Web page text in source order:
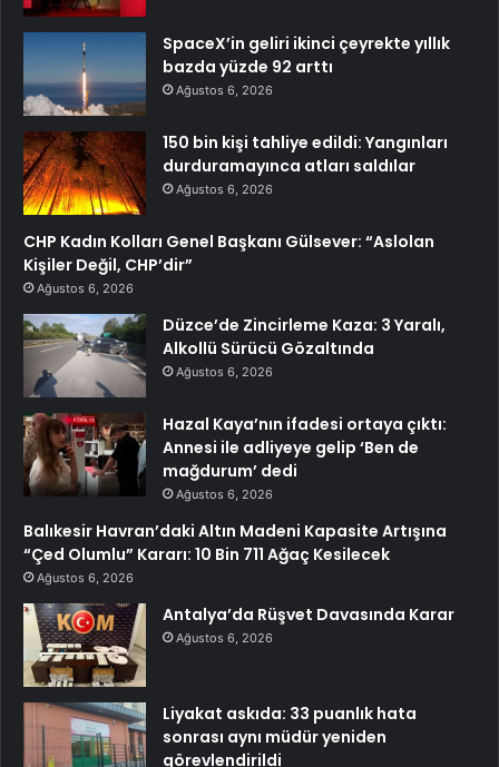
SpaceX’in geliri ikinci çeyrekte yıllık
bazda yüzde 92 arttı
Ağustos 6, 2026
150 bin kişi tahliye edildi: Yangınları
durduramayınca atları saldılar
Ağustos 6, 2026
CHP Kadın Kolları Genel Başkanı Gülsever: “Aslolan
Kişiler Değil, CHP’dir”
Ağustos 6, 2026
Düzce’de Zincirleme Kaza: 3 Yaralı,
Alkollü Sürücü Gözaltında
Ağustos 6, 2026
Hazal Kaya’nın ifadesi ortaya çıktı:
Annesi ile adliyeye gelip ‘Ben de
mağdurum’ dedi
Ağustos 6, 2026
Balıkesir Havran’daki Altın Madeni Kapasite Artışına
“Çed Olumlu” Kararı: 10 Bin 711 Ağaç Kesilecek
Ağustos 6, 2026
Antalya’da Rüşvet Davasında Karar
Ağustos 6, 2026
Liyakat askıda: 33 puanlık hata
sonrası aynı müdür yeniden
görevlendirildi